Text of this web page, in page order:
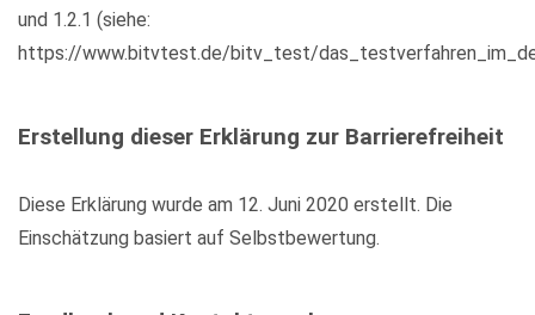
und 1.2.1 (siehe:
https://www.bitvtest.de/bitv_test/
Erstellung dieser Erklärung zur Barrierefreiheit
Diese Erklärung wurde am 12. Juni 2020 erstellt. Die
Einschätzung basiert auf Selbstbewertung.